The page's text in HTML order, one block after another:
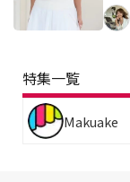
特集一覧
Makuake